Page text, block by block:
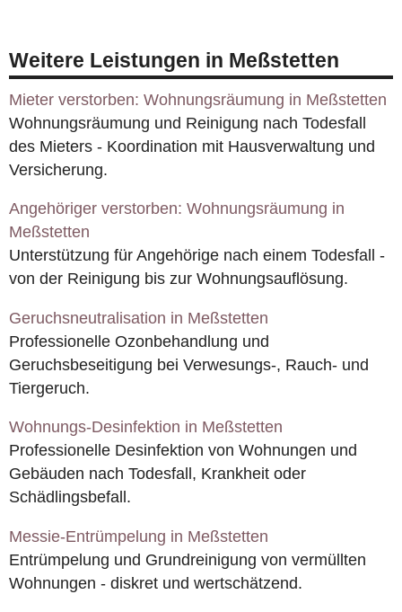
Weitere Leistungen in Meßstetten
Mieter verstorben: Wohnungsräumung in Meßstetten
Wohnungsräumung und Reinigung nach Todesfall
des Mieters - Koordination mit Hausverwaltung und
Versicherung.
Angehöriger verstorben: Wohnungsräumung in
Meßstetten
Unterstützung für Angehörige nach einem Todesfall -
von der Reinigung bis zur Wohnungsauflösung.
Geruchsneutralisation in Meßstetten
Professionelle Ozonbehandlung und
Geruchsbeseitigung bei Verwesungs-, Rauch- und
Tiergeruch.
Wohnungs-Desinfektion in Meßstetten
Professionelle Desinfektion von Wohnungen und
Gebäuden nach Todesfall, Krankheit oder
Schädlingsbefall.
Messie-Entrümpelung in Meßstetten
Entrümpelung und Grundreinigung von vermüllten
Wohnungen - diskret und wertschätzend.